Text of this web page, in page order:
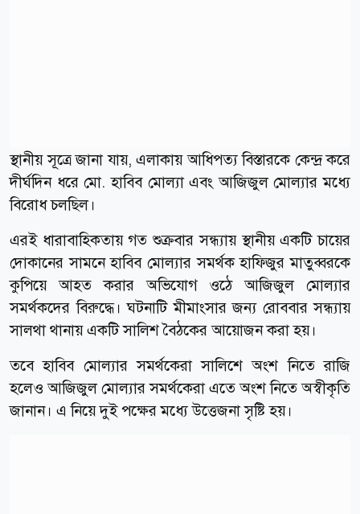
স্থানীয় সূত্রে জানা যায়, এলাকায় আধিপত্য বিস্তারকে কেন্দ্র করে
দীর্ঘদিন ধরে মো. হাবিব মোল্যা এবং আজিজুল মোল্যার মধ্যে
বিরোধ চলছিল।
এরই ধারাবাহিকতায় গত শুক্রবার সন্ধ্যায় স্থানীয় একটি চায়ের
দোকানের সামনে হাবিব মোল্যার সমর্থক হাফিজুর মাতুব্বরকে
কুপিয়ে আহত করার অভিযোগ ওঠে আজিজুল মোল্যার
সমর্থকদের বিরুদ্ধে। ঘটনাটি মীমাংসার জন্য রোববার সন্ধ্যায়
সালথা থানায় একটি সালিশ বৈঠকের আয়োজন করা হয়।
তবে হাবিব মোল্যার সমর্থকেরা সালিশে অংশ নিতে রাজি
হলেও আজিজুল মোল্যার সমর্থকেরা এতে অংশ নিতে অস্বীকৃতি
জানান। এ নিয়ে দুই পক্ষের মধ্যে উত্তেজনা সৃষ্টি হয়।